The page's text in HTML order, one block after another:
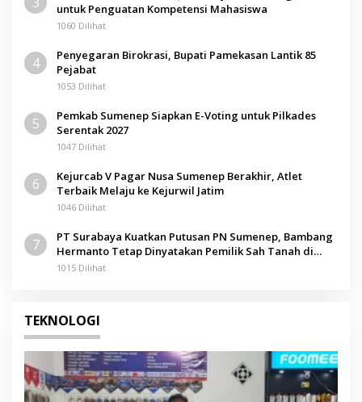
untuk Penguatan Kompetensi Mahasiswa
1060 Dilihat
4
Penyegaran Birokrasi, Bupati Pamekasan Lantik 85
Pejabat
1053 Dilihat
5
Pemkab Sumenep Siapkan E-Voting untuk Pilkades
Serentak 2027
1047 Dilihat
6
Kejurcab V Pagar Nusa Sumenep Berakhir, Atlet
Terbaik Melaju ke Kejurwil Jatim
1046 Dilihat
7
PT Surabaya Kuatkan Putusan PN Sumenep, Bambang
Hermanto Tetap Dinyatakan Pemilik Sah Tanah di
Pamolokan
1015 Dilihat
TEKNOLOGI